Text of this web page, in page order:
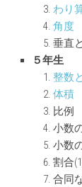
わり
角度
垂直
５年生
整数
体積
比例
小数
小数
割合
合同